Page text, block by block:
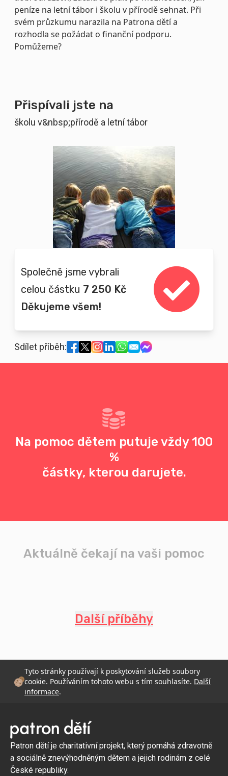
Přispívali jste na
školu v&nbsp;přírodě a letní tábor
Společně jsme vybrali
celou částku 7 250 Kč
Děkujeme všem!
Sdílet příběh:
peníze na letní tábor i školu v přírodě sehnat. Při
svém průzkumu narazila na Patrona dětí a
rozhodla se požádat o finanční podporu.
Pomůžeme?
Na pomoc dětem putuje vždy 100
%
částky, kterou darujete.
Aktuálně čekají na vaši pomoc
Další příběhy
Tyto stránky používají k poskytování služeb soubory
cookie. Používáním tohoto webu s tím souhlasíte. Další
informace.
Patron dětí je charitativní projekt, který pomáhá zdravotně
a sociálně znevýhodněným dětem a jejich rodinám z celé
České republiky.